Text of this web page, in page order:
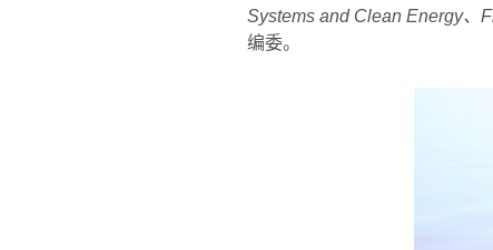
Systems and Clean Energy、
编委。